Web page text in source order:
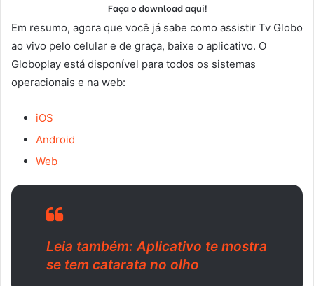
Faça o download aqui!
Em resumo, agora que você já sabe como assistir Tv Globo
ao vivo pelo celular e de graça, baixe o aplicativo. O
Globoplay está disponível para todos os sistemas
operacionais e na web:
iOS
Android
Web
Leia também: Aplicativo te mostra
se tem catarata no olho